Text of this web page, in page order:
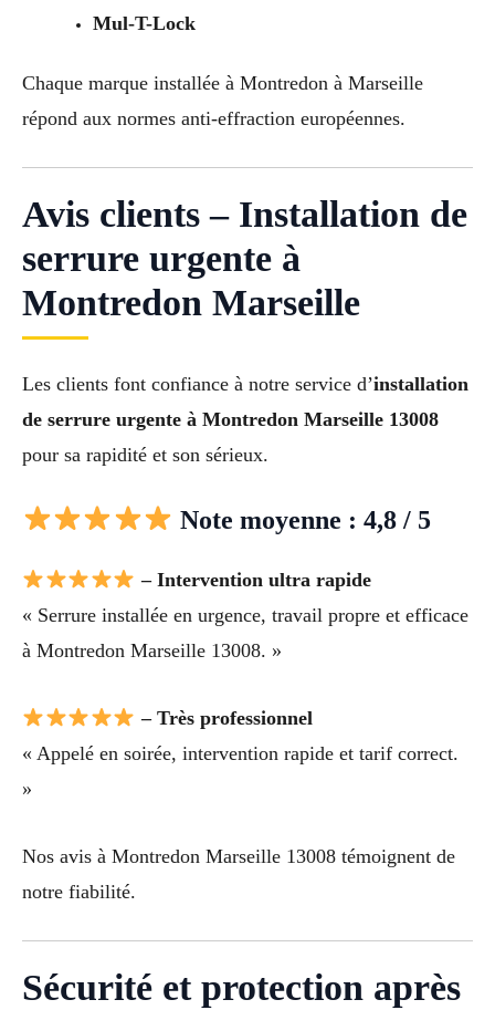
Mul-T-Lock
Chaque marque installée à Montredon à Marseille
répond aux normes anti-effraction européennes.
Avis clients – Installation de
serrure urgente à
Montredon Marseille
Les clients font confiance à notre service d’installation
de serrure urgente à Montredon Marseille 13008
pour sa rapidité et son sérieux.
Note moyenne : 4,8 / 5
– Intervention ultra rapide
« Serrure installée en urgence, travail propre et efficace
à Montredon Marseille 13008. »
– Très professionnel
« Appelé en soirée, intervention rapide et tarif correct.
»
Nos avis à Montredon Marseille 13008 témoignent de
notre fiabilité.
Sécurité et protection après